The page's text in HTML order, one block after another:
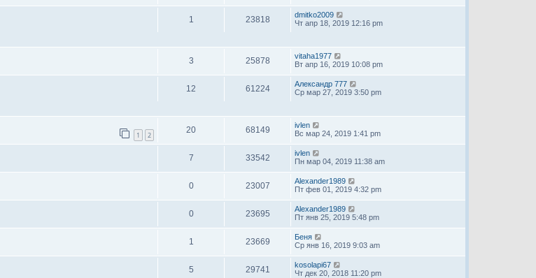
1 23818
dmitko2009
Чт апр 18, 2019 12:16 pm
3 25878
vitaha1977
Вт апр 16, 2019 10:08 pm
12 61224
Александр 777
Ср мар 27, 2019 3:50 pm
1 2
20 68149
ivlen
Вс мар 24, 2019 1:41 pm
7 33542
ivlen
Пн мар 04, 2019 11:38 am
0 23007
Alexander1989
Пт фев 01, 2019 4:32 pm
0 23695
Alexander1989
Пт янв 25, 2019 5:48 pm
1 23669
Беня
Ср янв 16, 2019 9:03 am
5 29741
kosolapi67
Чт дек 20, 2018 11:20 pm